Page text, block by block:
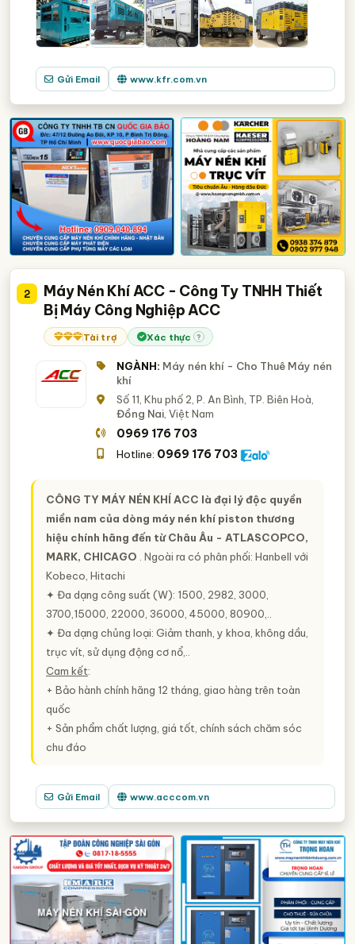
Gửi Email www.kfr.com.vn
2
Máy Nén Khí ACC - Công Ty TNHH Thiết
Bị Máy Công Nghiệp ACC
Tài trợ Xác thực ?
NGÀNH: Máy nén khí - Cho Thuê Máy nén
khí
Số 11, Khu phố 2, P. An Bình, TP. Biên Hoà,
Đồng Nai , Việt Nam
0969 176 703
Hotline: 0969 176 703
CÔNG TY MÁY NÉN KHÍ ACC là đại lý độc quyền
miền nam của dòng máy nén khí piston thương
hiệu chính hãng đến từ Châu Âu - ATLASCOPCO,
MARK, CHICAGO
. Ngoài ra có phân phối: Hanbell với
Kobeco, Hitachi
✦ Đa dạng công suất (W): 1500, 2982, 3000,
3700,15000, 22000, 36000, 45000, 80900,..
✦ Đa dạng chủng loại: Giảm thanh, y khoa, không dầu,
trục vít, sử dụng động cơ nổ,..
Cam kết:
+ Bảo hành chính hãng 12 tháng, giao hàng trên toàn
quốc
+ Sản phẩm chất lượng, giá tốt, chính sách chăm sóc
chu đáo
Gửi Email www.acccom.vn